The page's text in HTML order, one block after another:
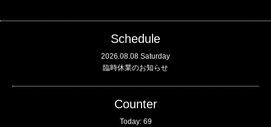
Schedule
2026.08.08 Saturday
臨時休業のお知らせ
Counter
Today: 69